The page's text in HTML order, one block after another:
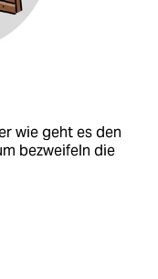
wie geht es den
bezweifeln die